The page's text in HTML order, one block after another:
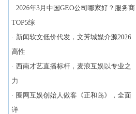
· 2026年3月中国GEO公司哪家好？服务商
TOP5综
· 新闻软文低价代发，文芳城媒介源2026
高性
· 西南才艺直播标杆，麦浪互娱以专业之
力
· 圈网互娱创始人做客《正和岛》，全面
详